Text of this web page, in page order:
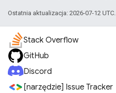
Ostatnia aktualizacja: 2026-07-12 UTC.
Stack Overflow
GitHub
Discord
[narzędzie] Issue Tracker